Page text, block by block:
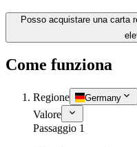
Posso acquistare una carta
Come funziona
Regione Germany
Valore
Passaggio 1